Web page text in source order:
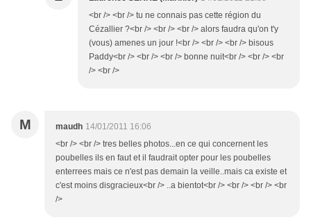
<br /> <br /> tu ne connais pas cette région du
Cézallier ?<br /> <br /> <br /> alors faudra qu'on t'y
(vous) amenes un jour !<br /> <br /> <br /> bisous
Paddy<br /> <br /> <br /> bonne nuit<br /> <br /> <br
/> <br />
M maudh 14/01/2011 16:06
<br /> <br /> tres belles photos...en ce qui concernent les
poubelles ils en faut et il faudrait opter pour les poubelles
enterrees mais ce n'est pas demain la veille..mais ca existe et
c'est moins disgracieux<br /> ..a bientot<br /> <br /> <br /> <br
/>